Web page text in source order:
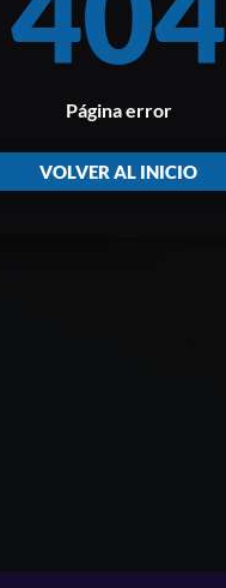
Página error
VOLVER AL INICIO